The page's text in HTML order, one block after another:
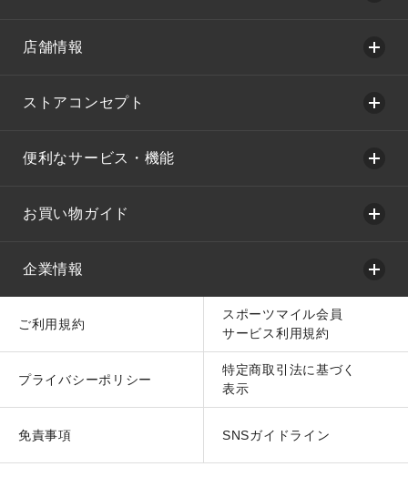
店舗情報
ストアコンセプト
便利なサービス・機能
お買い物ガイド
企業情報
ご利用規約
スポーツマイル会員
サービス利用規約
プライバシーポリシー
特定商取引法に基づく
表示
免責事項 SNSガイドライン